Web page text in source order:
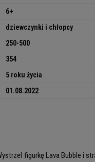
6+
dziewczynki i chłopcy
250-500
354
5 roku życia
01.08.2022
figurkę Lava Bubble i